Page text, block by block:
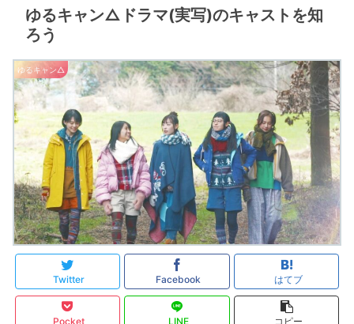
ゆるキャン△ドラマ(実写)のキャストを知
ろう
ゆるキャン△
Twitter Facebook はてブ
Pocket LINE コピー